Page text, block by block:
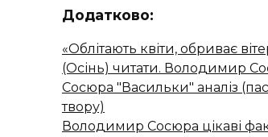
Додатково:
«Облітають квіти, обриває
(Осінь) читати. Володимир
Сосюра "Васильки" аналіз
твору)
Володимир Сосюра цікаві